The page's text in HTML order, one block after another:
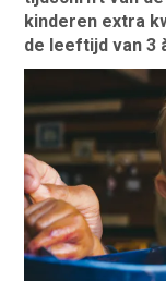
kinderen extra
de leeftijd van 3